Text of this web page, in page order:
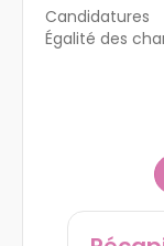
Égalité des